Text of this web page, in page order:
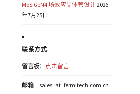
MoSiGeN4 场效应晶体管设计2026
年7月25日
联系方式
留言板： 点击留言
邮箱：sales_at_fermitech.com.cn